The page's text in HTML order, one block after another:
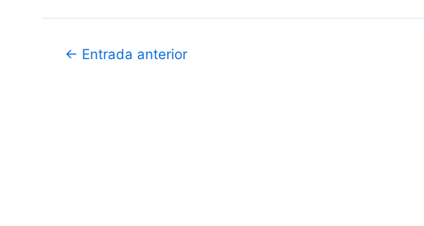
Navegación
← Entrada anterior